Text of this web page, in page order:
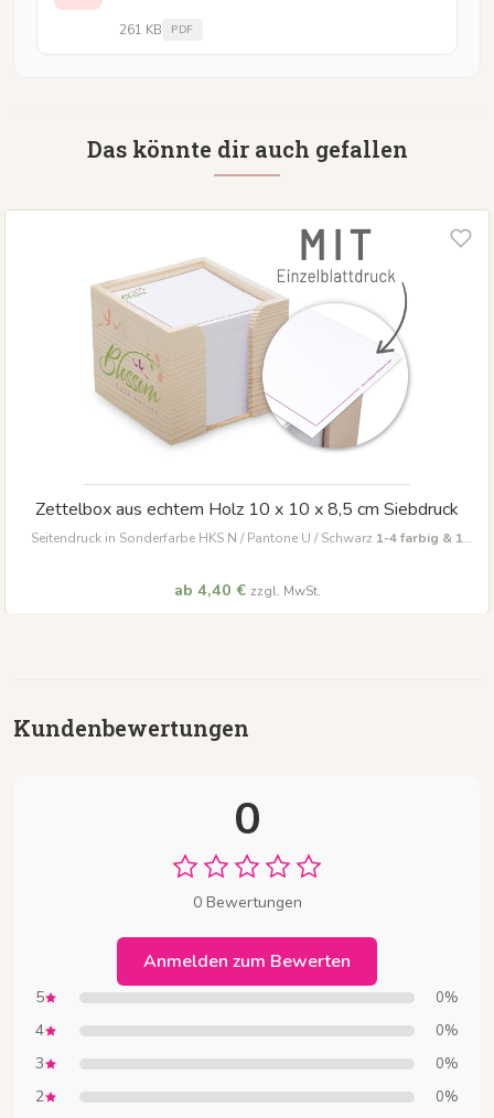
261 KB PDF
Das könnte dir auch gefallen
Zettelbox aus echtem Holz 10 x 10 x 8,5 cm Siebdruck
Seitendruck in Sonderfarbe HKS N / Pantone U / Schwarz 1-4 farbig & 1
ab 4,40 € zzgl. MwSt.
Kundenbewertungen
0
0 Bewertungen
Anmelden zum Bewerten
5 0%
4 0%
3 0%
2 0%